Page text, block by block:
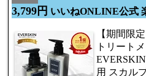
3,799円 いいねONLINE公式
【期間限
トリート
用 スカル